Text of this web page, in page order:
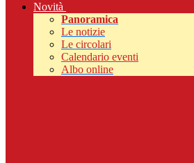
Novità
Panoramica
Le notizie
Le circolari
Calendario eventi
Albo online